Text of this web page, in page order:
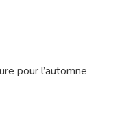
pour l’automne